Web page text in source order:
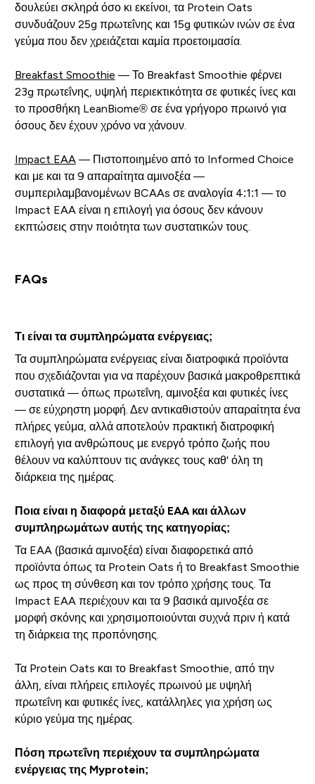
δουλεύει σκληρά όσο κι εκείνοι, τα Protein Oats
συνδυάζουν 25g πρωτεΐνης και 15g φυτικών ινών σε ένα
γεύμα που δεν χρειάζεται καμία προετοιμασία.
Breakfast Smoothie — Το Breakfast Smoothie φέρνει
23g πρωτεΐνης, υψηλή περιεκτικότητα σε φυτικές ίνες και
το προσθήκη LeanBiome® σε ένα γρήγορο πρωινό για
όσους δεν έχουν χρόνο να χάνουν.
Impact EAA — Πιστοποιημένο από το Informed Choice
και με και τα 9 απαραίτητα αμινοξέα —
συμπεριλαμβανομένων BCAAs σε αναλογία 4:1:1 — το
Impact EAA είναι η επιλογή για όσους δεν κάνουν
εκπτώσεις στην ποιότητα των συστατικών τους.
FAQs
Τι είναι τα συμπληρώματα ενέργειας;
Τα συμπληρώματα ενέργειας είναι διατροφικά προϊόντα
που σχεδιάζονται για να παρέχουν βασικά μακροθρεπτικά
συστατικά — όπως πρωτεΐνη, αμινοξέα και φυτικές ίνες
— σε εύχρηστη μορφή. Δεν αντικαθιστούν απαραίτητα ένα
πλήρες γεύμα, αλλά αποτελούν πρακτική διατροφική
επιλογή για ανθρώπους με ενεργό τρόπο ζωής που
θέλουν να καλύπτουν τις ανάγκες τους καθ' όλη τη
διάρκεια της ημέρας.
Ποια είναι η διαφορά μεταξύ EAA και άλλων
συμπληρωμάτων αυτής της κατηγορίας;
Τα EAA (βασικά αμινοξέα) είναι διαφορετικά από
προϊόντα όπως τα Protein Oats ή το Breakfast Smoothie
ως προς τη σύνθεση και τον τρόπο χρήσης τους. Τα
Impact EAA περιέχουν και τα 9 βασικά αμινοξέα σε
μορφή σκόνης και χρησιμοποιούνται συχνά πριν ή κατά
τη διάρκεια της προπόνησης.
Τα Protein Oats και το Breakfast Smoothie, από την
άλλη, είναι πλήρεις επιλογές πρωινού με υψηλή
πρωτεΐνη και φυτικές ίνες, κατάλληλες για χρήση ως
κύριο γεύμα της ημέρας.
Πόση πρωτεΐνη περιέχουν τα συμπληρώματα
ενέργειας της Myprotein;